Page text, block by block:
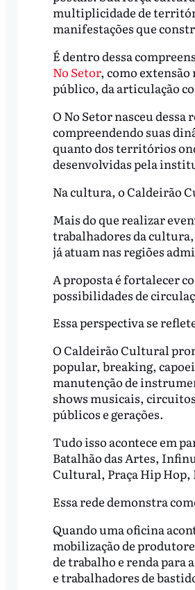
multiplicidade de
manifestações que
É dentro dessa
No Setor, como
público, da articulação
O No Setor nasceu
compreendendo suas
quanto dos territórios
desenvolvidas pela
Na cultura, o Caldeirão
Mais do que realizar
trabalhadores da
já atuam nas regiões
A proposta é fortalecer
possibilidades de
Essa perspectiva se
O Caldeirão Cultural
popular, breaking,
manutenção de
shows musicais,
públicos e gerações.
Tudo isso acontece em
Batalhão das Artes,
Cultural, Praça Hip Hop,
Essa rede demonstra
Quando uma oficina
mobilização de
de trabalho e renda para
e trabalhadores de